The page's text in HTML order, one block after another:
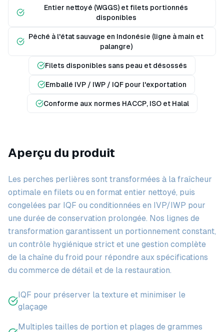
Entier nettoyé (WGGS) et filets portionnés
disponibles
Pêché à l'état sauvage en Indonésie (ligne à main et
palangre)
Filets disponibles sans peau et désossés
Emballé IVP / IWP / IQF pour l'exportation
Conforme aux normes HACCP, ISO et Halal
Aperçu du produit
Les perches perlières sont transformées à la fraîcheur
optimale en filets ou en format entier nettoyé, puis
congelées par IQF ou conditionnées en IVP/IWP pour
une durée de conservation prolongée. Nos lignes de
transformation garantissent un portionnement constant,
un contrôle hygiénique strict et une gestion complète
de la chaîne du froid pour répondre aux spécifications
du commerce de détail et de la restauration.
IQF pour préserver la texture et minimiser le
glaçage
Multiples tailles de portion et plages de grammes